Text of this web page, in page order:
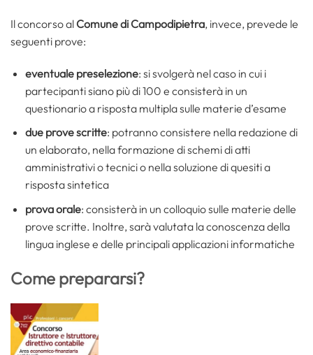
Il concorso al Comune di Campodipietra, invece, prevede le
seguenti prove:
eventuale preselezione: si svolgerà nel caso in cui i
partecipanti siano più di 100 e consisterà in un
questionario a risposta multipla sulle materie d’esame
due prove scritte: potranno consistere nella redazione di
un elaborato, nella formazione di schemi di atti
amministrativi o tecnici o nella soluzione di quesiti a
risposta sintetica
prova orale: consisterà in un colloquio sulle materie delle
prove scritte. Inoltre, sarà valutata la conoscenza della
lingua inglese e delle principali applicazioni informatiche
Come prepararsi?